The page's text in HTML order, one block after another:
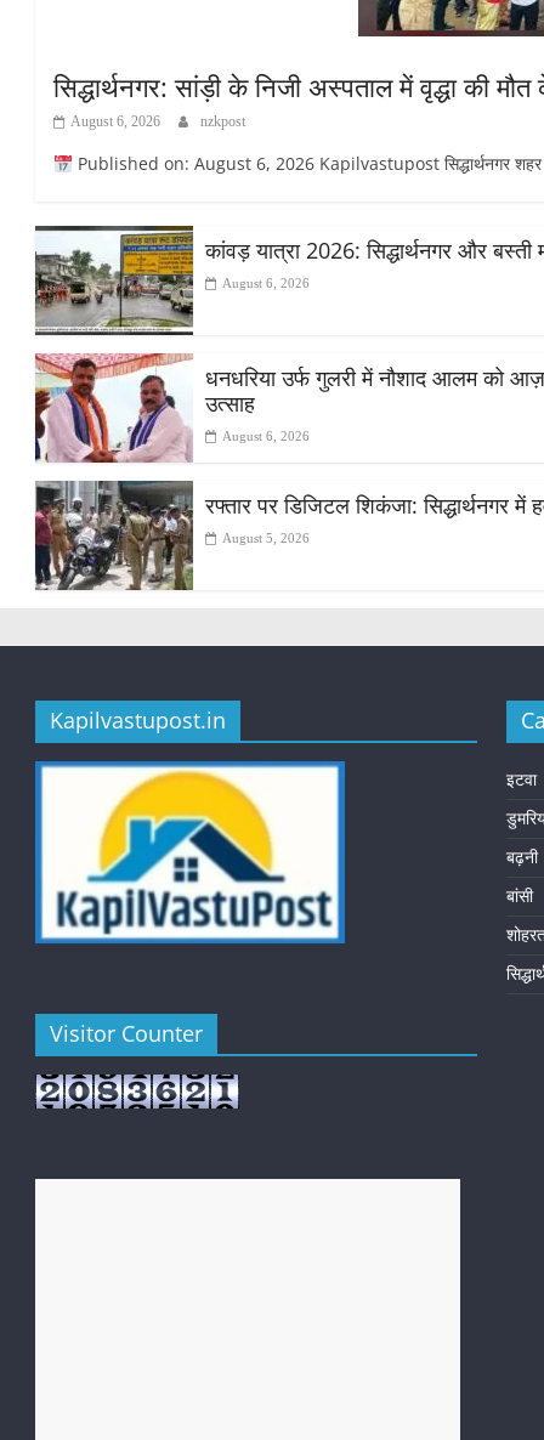
सिद्धार्थनगर: सांड़ी के निजी अस्पताल में वृद्धा की
August 6, 2026 nzkpost
Published on: August 6, 2026 Kapilvastupost सिद्धार्थनगर शहर के
कांवड़ यात्रा 2026: सिद्धार्थनगर और
August 6, 2026
धनधरिया उर्फ गुलरी में नौशाद आलम को
उत्साह
August 6, 2026
रफ्तार पर डिजिटल शिकंजा: सिद्धार्थनगर
August 5, 2026
Kapilvastupost.in
Visitor Counter
इटवा
बढ़नी
बांसी